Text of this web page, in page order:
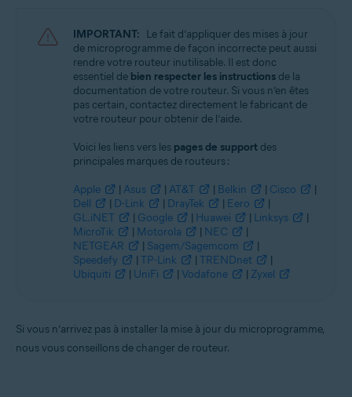
IMPORTANT: Le fait d’appliquer des mises à jour
de microprogramme de façon incorrecte peut aussi
rendre votre routeur inutilisable. Il est donc
essentiel de bien respecter les instructions de la
documentation de votre routeur. Si vous n’en êtes
pas certain, contactez directement le fabricant de
votre routeur pour obtenir de l’aide.
Voici les liens vers les pages de support des
principales marques de routeurs :
Apple | Asus | AT&T | Belkin | Cisco
|
Dell
| D-Link | DrayTek | Eero
|
GL.iNET
| Google | Huawei | Linksys
|
MicroTik
| Motorola | NEC
|
NETGEAR
| Sagem/Sagemcom
|
Speedefy
| TP-Link | TRENDnet
|
Ubiquiti
| UniFi | Vodafone | Zyxel
Si vous n’arrivez pas à installer la mise à jour du microprogramme,
nous vous conseillons de changer de routeur.